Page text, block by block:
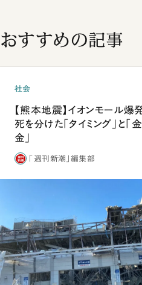
おすすめの記事
社会
【熊本地震】イオンモール爆
死を分けた「タイミング」と「
金」
「週刊新潮」編集部